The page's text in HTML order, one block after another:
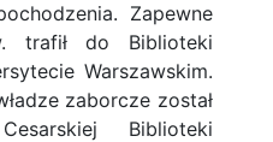
Zapewne
trafił do Biblioteki
Warszawskim.
zaborcze został
Biblioteki